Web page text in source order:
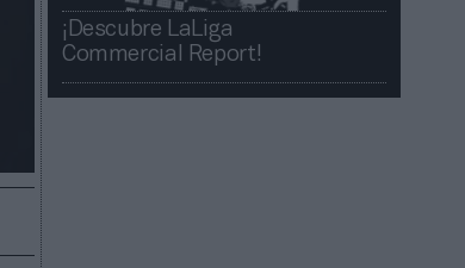
¡Descubre LaLiga
Commercial Report!​​